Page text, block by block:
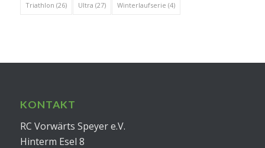
Triathlon (26) Ultra (27) Winterlaufserie (4)
KONTAKT
RC Vorwärts Speyer e.V.
Hinterm Esel 8